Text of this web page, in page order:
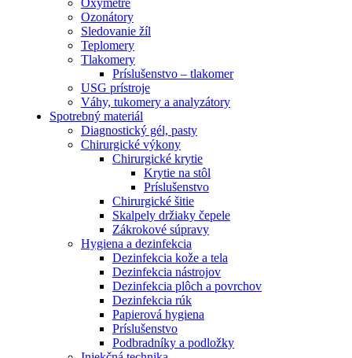
Oxymetre
Ozonátory
Sledovanie žíl
Teplomery
Tlakomery
Príslušenstvo – tlakomer
USG prístroje
Váhy, tukomery a analyzátory
Spotrebný materiál
Diagnostický gél, pasty
Chirurgické výkony
Chirurgické krytie
Krytie na stôl
Príslušenstvo
Chirurgické šitie
Skalpely držiaky čepele
Zákrokové súpravy
Hygiena a dezinfekcia
Dezinfekcia kože a tela
Dezinfekcia nástrojov
Dezinfekcia plôch a povrchov
Dezinfekcia rúk
Papierová hygiena
Príslušenstvo
Podbradníky a podložky